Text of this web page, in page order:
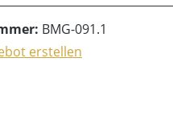
BMG-091.1
erstellen